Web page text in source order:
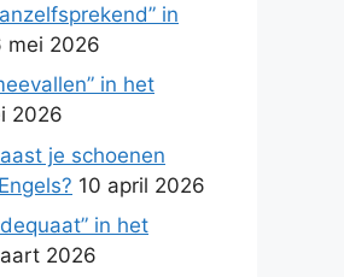
in
mei 2026
in het
2026
je schoenen
10 april 2026
in het
2026